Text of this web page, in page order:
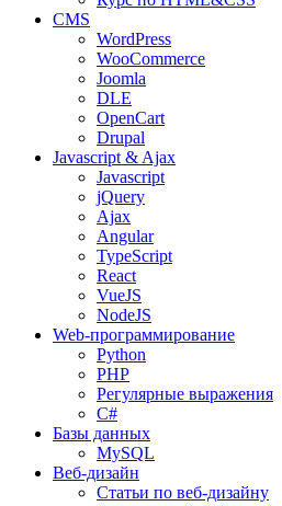
CMS
WordPress
WooCommerce
Joomla
DLE
OpenCart
Drupal
Javascript & Ajax
Javascript
jQuery
Ajax
Angular
TypeScript
React
VueJS
NodeJS
Web-программирование
Python
PHP
Регулярные выражения
C#
Базы данных
MySQL
Веб-дизайн
Статьи по веб-дизайну